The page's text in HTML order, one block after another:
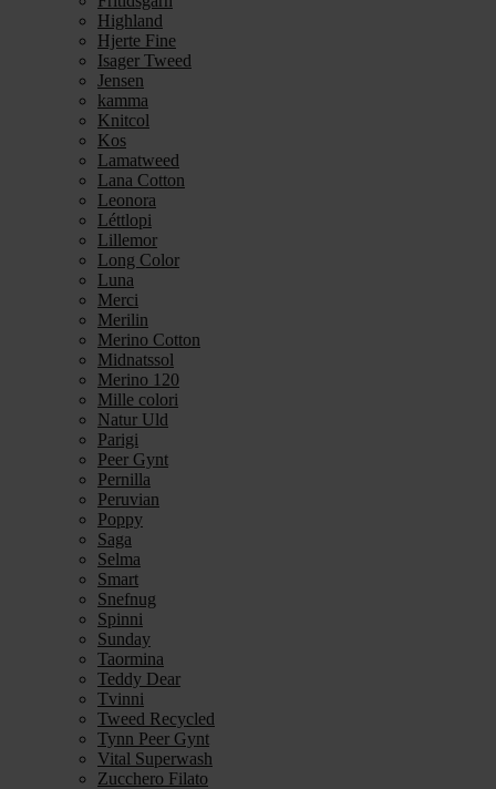
Highland
Hjerte Fine
Isager Tweed
Jensen
kamma
Knitcol
Kos
Lamatweed
Lana Cotton
Leonora
Léttlopi
Lillemor
Long Color
Luna
Merci
Merilin
Merino Cotton
Midnatssol
Merino 120
Mille colori
Natur Uld
Parigi
Peer Gynt
Pernilla
Peruvian
Poppy
Saga
Selma
Smart
Snefnug
Spinni
Sunday
Taormina
Teddy Dear
Tvinni
Tweed Recycled
Tynn Peer Gynt
Vital Superwash
Zucchero Filato